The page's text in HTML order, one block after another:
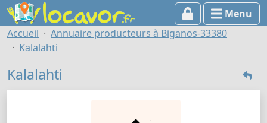
Menu
Accueil
Annuaire producteurs à Biganos-33380
Kalalahti
Kalalahti